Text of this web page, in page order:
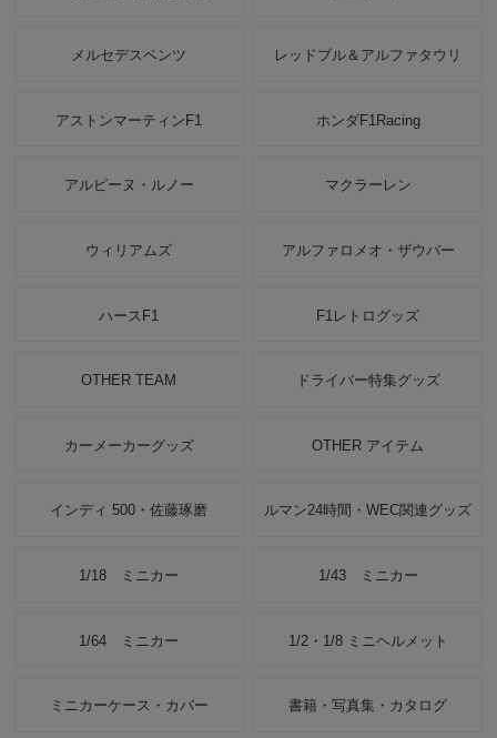
メルセデスベンツ レッドブル＆アルファタウリ
アストンマーティンF1 ホンダF1Racing
アルピーヌ・ルノー マクラーレン
ウィリアムズ アルファロメオ・ザウバー
ハースF1 F1レトログッズ
OTHER TEAM ドライバー特集グッズ
カーメーカーグッズ OTHER アイテム
インディ 500・佐藤琢磨 ルマン24時間・WEC関連グッズ
1/18 ミニカー 1/43 ミニカー
1/64 ミニカー 1/2・1/8 ミニヘルメット
ミニカーケース・カバー 書籍・写真集・カタログ